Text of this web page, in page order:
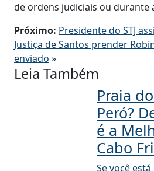
de ordens judiciais ou durante
Próximo: Presidente do STJ
Justiça de Santos prender
enviado »
Leia Também
Praia
Peró?
é a
Cabo
Se você